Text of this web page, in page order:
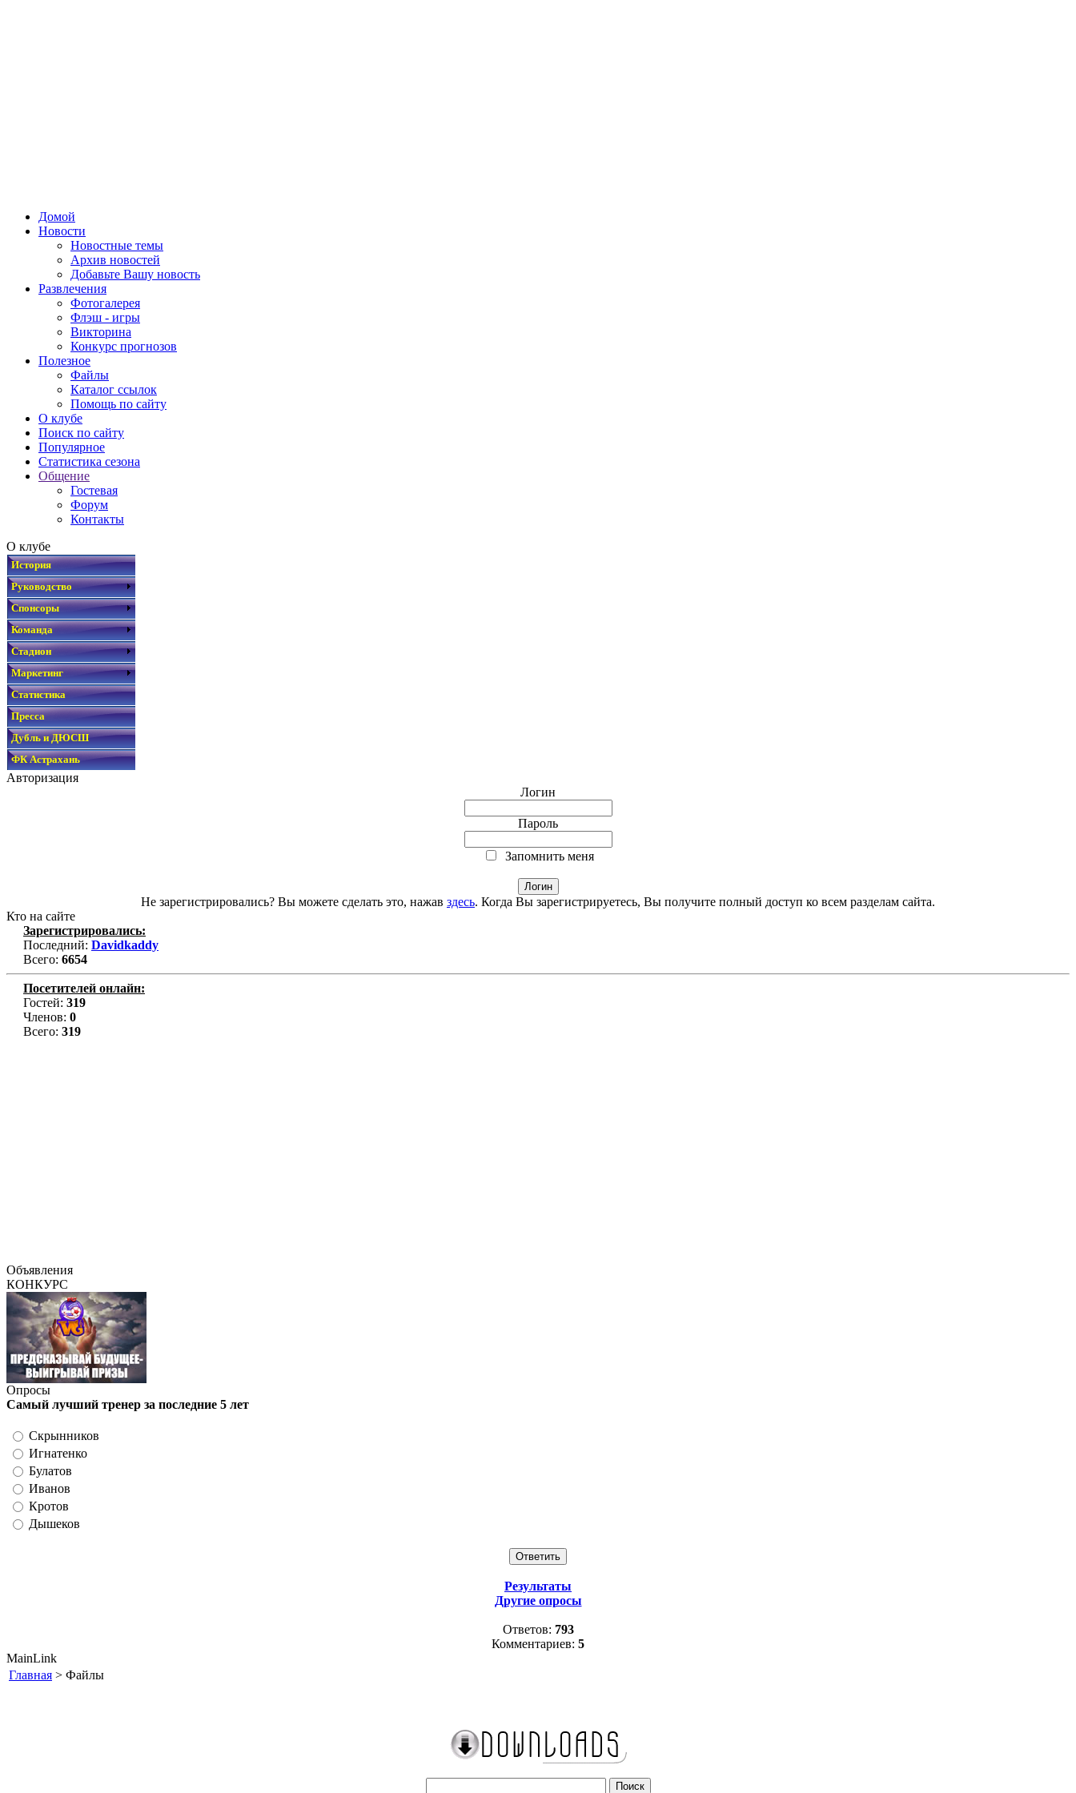
Домой
Новости
Новостные темы
Архив новостей
Добавьте Вашу новость
Развлечения
Фотогалерея
Флэш - игры
Викторина
Конкурс прогнозов
Полезное
Файлы
Каталог ссылок
Помощь по сайту
О клубе
Поиск по сайту
Популярное
Статистика сезона
Общение
Гостевая
Форум
Контакты
О клубе
История
Руководство
Спонсоры
Команда
Стадион
Маркетинг
Статистика
Пресса
Дубль и ДЮСШ
ФК Астрахань
Авторизация
Логин
Пароль
Запомнить меня
Не зарегистрировались? Вы можете сделать это, нажав здесь. Когда Вы зарегистрируетесь, Вы получите полный доступ ко всем разделам сайта.
Кто на сайте
Зарегистрировались:
Последний: Davidkaddy
Всего: 6654
Посетителей онлайн:
Гостей: 319
Членов: 0
Всего: 319
Объявления
КОНКУРС
Опросы
Самый лучший тренер за последние 5 лет
Скрынников
Игнатенко
Булатов
Иванов
Кротов
Дышеков
Результаты
Другие опросы
Ответов: 793
Комментариев: 5
MainLink
Главная > Файлы